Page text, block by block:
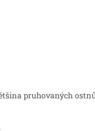
pruhovaných